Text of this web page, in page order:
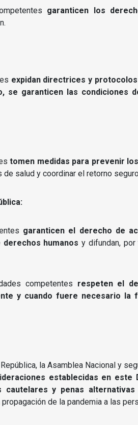
garanticen los
expidan directrices y
garanticen las condiciones
tomen medidas para prevenir
salud y coordinar el retorno
garanticen el derecho de
humanos y difundan,
competentes respeten el
y cuando fuere necesario la
la Asamblea Nacional y
establecidas en este
cautelares y penas
de la pandemia a las